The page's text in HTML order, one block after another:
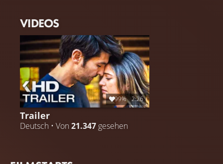
VIDEOS
99% 2:26
Trailer
Deutsch • Von 21.347 gesehen